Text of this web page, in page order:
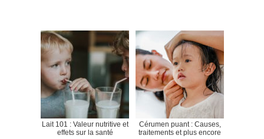
Lait 101 : Valeur nutritive et
effets sur la santé
Cérumen puant : Causes,
traitements et plus encore